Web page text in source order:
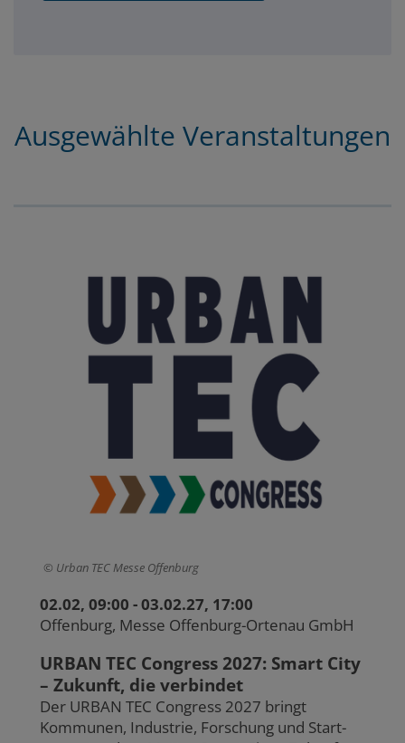
Ausgewählte Veranstaltungen
Urban TEC Messe Offenburg
02.02, 09:00 - 03.02.27, 17:00
Offenburg, Messe Offenburg-Ortenau GmbH
URBAN TEC Congress 2027: Smart City
– Zukunft, die verbindet
Der URBAN TEC Congress 2027 bringt
Kommunen, Industrie, Forschung und Start-